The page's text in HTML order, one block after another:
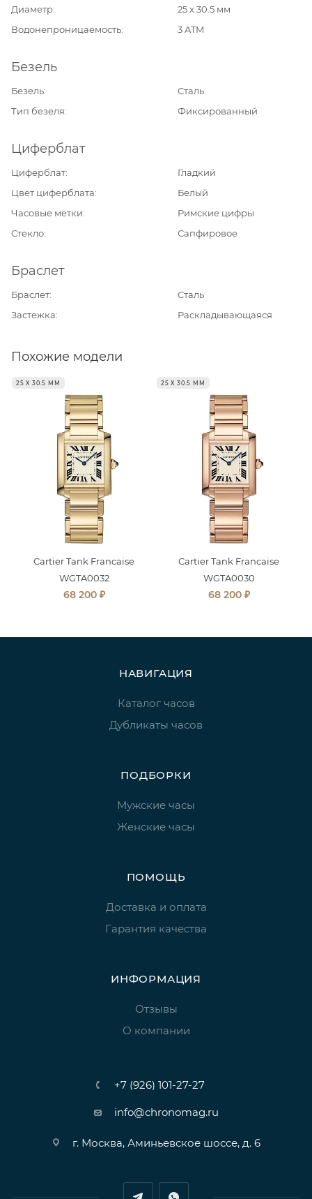
Диаметр
25 х 30.5 мм
Водонепроницаемость
3 ATM
Безель
Безель
Сталь
Тип безеля
Фиксированный
Циферблат
Циферблат
Гладкий
Цвет циферблата
Белый
Часовые метки
Римские цифры
Стекло
Сапфировое
Браслет
Браслет
Сталь
Застежка
Раскладывающаяся
Похожие модели
25 Х 30.5 ММ
Cartier Tank Francaise
WGTA0032
68 200 ₽
25 Х 30.5 ММ
Cartier Tank Francaise
WGTA0030
68 200 ₽
НАВИГАЦИЯ
Каталог часов
Дубликаты часов
ПОДБОРКИ
Мужские часы
Женские часы
ПОМОЩЬ
Доставка и оплата
Гарантия качества
ИНФОРМАЦИЯ
Отзывы
О компании
+7 (926) 101-27-27
info@chronomag.ru
г. Москва, Аминьевское шоссе, д. 6